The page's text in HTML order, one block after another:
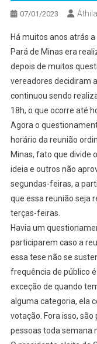
07/01/2023 Áthila
Há muitos anos atrás
Pará de Minas era
depois de muitos
vereadores decidiram
continuou sendo
18h, o que ocorre até
Agora o
horário da reunião
Minas, fato que divide
ideia e outros não
segundas-feiras, a
que essa reunião seja
terças-feiras.
Havia um
participarem caso a
essa tese não se
frequência de público
exceção de quando
alguma categoria, ela
votação. Fora isso,
pessoas toda semana